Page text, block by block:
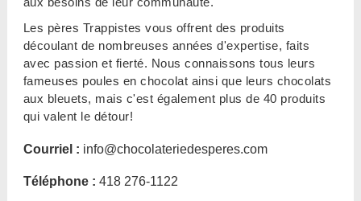
Les pères Trappistes vous offrent des produits
découlant de nombreuses années d'expertise, faits
avec passion et fierté. Nous connaissons tous leurs
fameuses poules en chocolat ainsi que leurs chocolats
aux bleuets, mais c'est également plus de 40 produits
qui valent le détour!
Courriel : info@chocolateriedesperes.com
Téléphone : 418 276-1122